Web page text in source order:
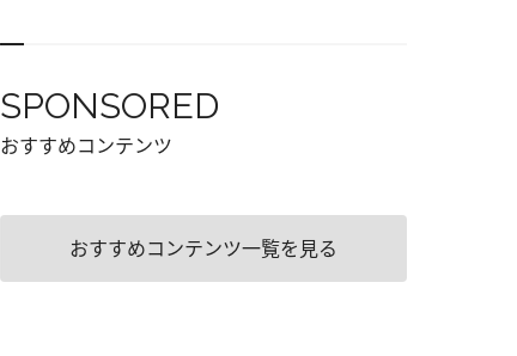
SPONSORED
おすすめコンテンツ
おすすめコンテンツ一覧を見る